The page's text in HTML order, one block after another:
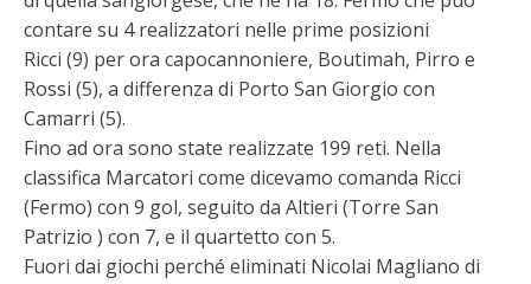
contare su 4 realizzatori nelle prime posizioni
Ricci (9) per ora capocannoniere, Boutimah, Pirro e
Rossi (5), a differenza di Porto San Giorgio con
Camarri (5).
Fino ad ora sono state realizzate 199 reti. Nella
classifica Marcatori come dicevamo comanda Ricci
(Fermo) con 9 gol, seguito da Altieri (Torre San
Patrizio ) con 7, e il quartetto con 5.
Fuori dai giochi perché eliminati Nicolai Magliano di